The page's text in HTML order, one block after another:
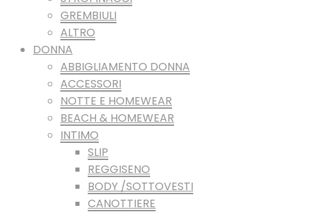
GREMBIULI
ALTRO
DONNA
ABBIGLIAMENTO DONNA
ACCESSORI
NOTTE E HOMEWEAR
BEACH & HOMEWEAR
INTIMO
SLIP
REGGISENO
BODY /SOTTOVESTI
CANOTTIERE